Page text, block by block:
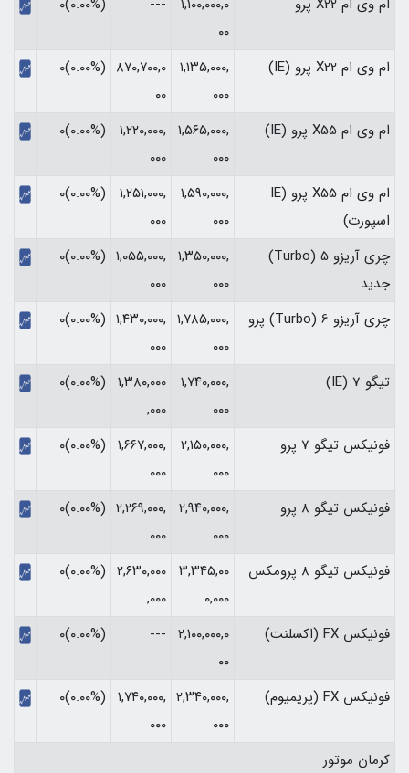
ام وی ام X22 پرو
۱,۱۰۰,۰۰۰,۰
۰۰
--- (۰.۰۰%)۰
ام وی ام X22 پرو (IE)
۱,۱۳۵,۰۰۰,
۰۰۰
۸۷۰,۷۰۰,۰
۰۰
(۰.۰۰%)۰
ام وی ام X55 پرو (IE)
۱,۵۶۵,۰۰۰,
۰۰۰
۱,۲۲۰,۰۰۰,
۰۰۰
(۰.۰۰%)۰
ام وی ام X55 پرو (IE
اسپورت)
۱,۵۹۰,۰۰۰,
۰۰۰
۱,۲۵۱,۰۰۰,
۰۰۰
(۰.۰۰%)۰
چری آریزو 5 (Turbo)
جدید
۱,۳۵۰,۰۰۰,
۰۰۰
۱,۰۵۵,۰۰۰,
۰۰۰
(۰.۰۰%)۰
چری آریزو 6 (Turbo) پرو
۱,۷۸۵,۰۰۰,
۰۰۰
۱,۴۳۰,۰۰۰,
۰۰۰
(۰.۰۰%)۰
تیگو 7 (IE)
۱,۷۴۰,۰۰۰,
۰۰۰
۱,۳۸۰,۰۰۰
,۰۰۰
(۰.۰۰%)۰
فونیکس تیگو 7 پرو
۲,۱۵۰,۰۰۰,
۰۰۰
۱,۶۶۷,۰۰۰,
۰۰۰
(۰.۰۰%)۰
فونیکس تیگو 8 پرو
۲,۹۴۰,۰۰۰,
۰۰۰
۲,۲۶۹,۰۰۰,
۰۰۰
(۰.۰۰%)۰
فونیکس تیگو 8 پرومکس
۳,۳۴۵,۰۰
۰,۰۰۰
۲,۶۳۰,۰۰۰
,۰۰۰
(۰.۰۰%)۰
فونیکس FX (اکسلنت)
۲,۱۰۰,۰۰۰,۰
۰۰
--- (۰.۰۰%)۰
فونیکس FX (پریمیوم)
۲,۳۴۰,۰۰۰,
۰۰۰
۱,۷۴۰,۰۰۰,
۰۰۰
(۰.۰۰%)۰
کرمان موتور